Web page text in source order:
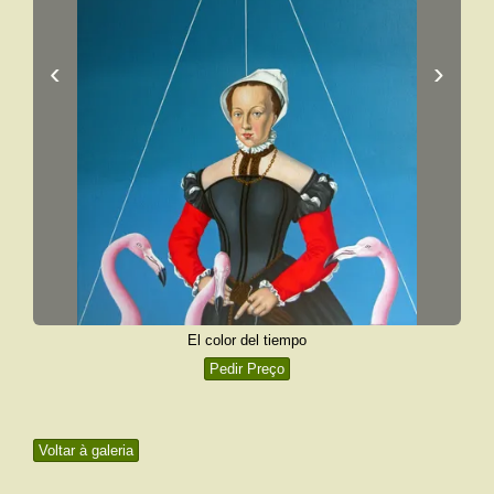
Voltar à galeria
‹ ›
El color del tiempo
Pedir Preço